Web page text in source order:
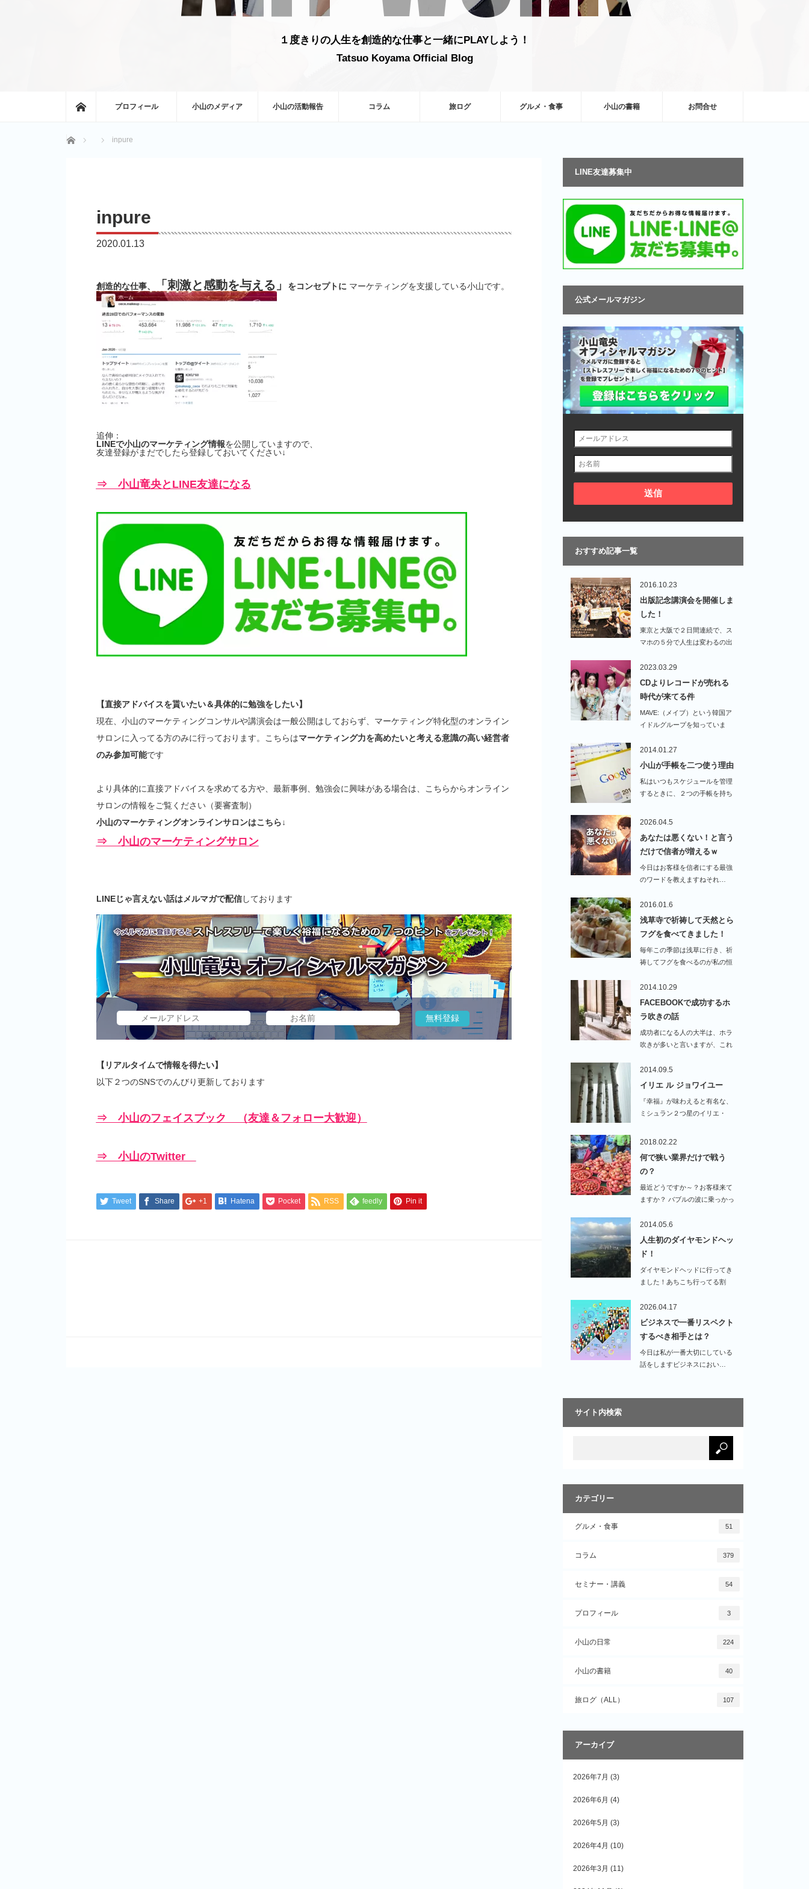
１度きりの人生を創造的な仕事と一緒にPLAYしよう！
Tatsuo Koyama Official Blog
ホームプロフィール 小山のメディア 小山の活動報告 コラム 旅ログ グルメ・食事 小山の書籍 お問合せ
ホーム inpure
inpure
2020.01.13
創造的な仕事、 「刺激と感動を与える」 をコンセプトに マーケティングを支援している小山です。
追伸：
LINEで小山のマーケティング情報を公開していますので、
友達登録がまだでしたら登録しておいてください↓
⇒ 小山竜央とLINE友達になる
【直接アドバイスを貰いたい＆具体的に勉強をしたい】
現在、小山のマーケティングコンサルや講演会は一般公開はしておらず、マーケティング特化型のオンライン
サロンに入ってる方のみに行っております。こちらはマーケティング力を高めたいと考える意識の高い経営者
のみ参加可能です
より具体的に直接アドバイスを求めてる方や、最新事例、勉強会に興味がある場合は、こちらからオンライン
サロンの情報をご覧ください（要審査制）
小山のマーケティングオンラインサロンはこちら↓
⇒ 小山のマーケティングサロン
LINEじゃ言えない話はメルマガで配信しております
【リアルタイムで情報を得たい】
以下２つのSNSでのんびり更新しております
⇒ 小山のフェイスブック （友達＆フォロー大歓迎）
⇒ 小山のTwitter
Tweet Share +1 Hatena Pocket RSS feedly Pin it
LINE友達募集中
公式メールマガジン
おすすめ記事一覧
2016.10.23
出版記念講演会を開催しま
した！
東京と大阪で２日間連続で、ス
マホの５分で人生は変わるの出
2023.03.29
CDよりレコードが売れる
時代が来てる件
MAVE:（メイブ）という韓国ア
イドルグループを知っていま
2014.01.27
小山が手帳を二つ使う理由
私はいつもスケジュールを管理
するときに、２つの手帳を持ち
2026.04.5
あなたは悪くない！と言う
だけで信者が増えるｗ
今日はお客様を信者にする最強
のワードを教えますねそれ…
2016.01.6
浅草寺で祈祷して天然とら
フグを食べてきました！
毎年この季節は浅草に行き、祈
祷してフグを食べるのが私の恒
2014.10.29
FACEBOOKで成功するホ
ラ吹きの話
成功者になる人の大半は、ホラ
吹きが多いと言いますが、これ
2014.09.5
イリエ ル ジョワイユー
『幸福』が味わえると有名な、
ミシュラン２つ星のイリエ・
2018.02.22
何で狭い業界だけで戦う
の？
最近どうですか～？お客様来て
ますか？ バブルの波に乗っかっ
2014.05.6
人生初のダイヤモンドヘッ
ド！
ダイヤモンドヘッドに行ってき
ました！あちこち行ってる割
2026.04.17
ビジネスで一番リスペクト
するべき相手とは？
今日は私が一番大切にしている
話をしますビジネスにおい…
サイト内検索
カテゴリー
グルメ・食事 51
コラム 379
セミナー・講義 54
プロフィール 3
小山の日常 224
小山の書籍 40
旅ログ（ALL） 107
アーカイブ
2026年7月 (3)
2026年6月 (4)
2026年5月 (3)
2026年4月 (10)
2026年3月 (11)